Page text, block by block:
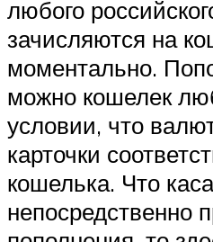
любого
зачисляются на
моментально.
можно кошелек
условии, что
карточки
кошелька. Что
непосредственно